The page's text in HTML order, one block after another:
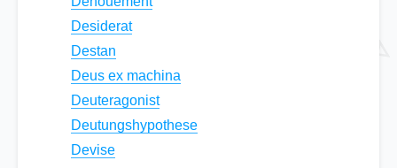
Desiderat
Destan
Deus ex machina
Deuteragonist
Deutungshypothese
Devise